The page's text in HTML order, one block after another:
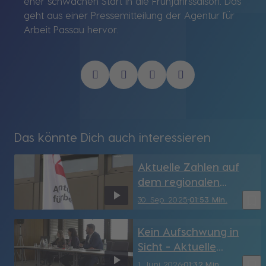
geht aus einer Pressemitteilung der Agentur für
Arbeit Passau hervor.
Das könnte Dich auch interessieren
30. Sep. 202501:53 Min.
Aktuelle Zahlen auf
dem regionalen
Arbeitsmarkt
1. Juni 202601:32 Min.
Kein Aufschwung in
Sicht - Aktuelle
Arbeitsmarktzahlen